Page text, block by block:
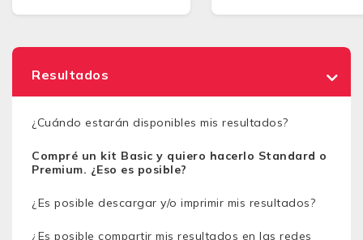
Resultados
¿Cuándo estarán disponibles mis resultados?
Compré un kit Basic y quiero hacerlo Standard o
Premium. ¿Eso es posible?
¿Es posible descargar y/o imprimir mis resultados?
¿Es posible compartir mis resultados en las redes